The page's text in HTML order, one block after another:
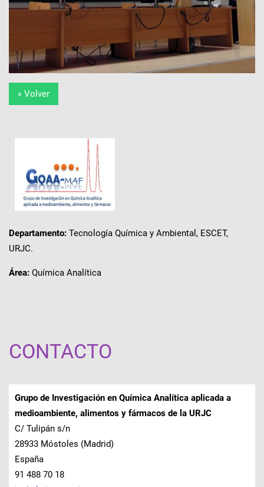
« Volver
Departamento: Tecnología Química y Ambiental, ESCET,
URJC.
Área: Química Analítica
CONTACTO
Grupo de Investigación en Química Analítica aplicada a
medioambiente, alimentos y fármacos de la URJC
C/ Tulipán s/n
28933 Móstoles (Madrid)
España
91 488 70 18